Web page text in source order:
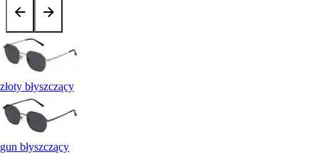
złoty błyszczący
gun błyszczący